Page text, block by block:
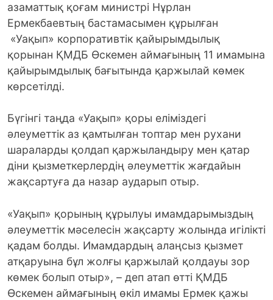
азаматтық қоғам министрі Нұрлан
Ермекбаевтың бастамасымен құрылған
«Уақып» корпоративтік қайырымдылық
қорынан ҚМДБ Өскемен аймағының 11 имамына
қайырымдылық бағытында қаржылай көмек
көрсетілді.
Бүгінгі таңда «Уақып» қоры еліміздегі
әлеуметтік аз қамтылған топтар мен рухани
шараларды қолдап қаржыландыру мен қатар
діни қызметкерлердің әлеуметтік жағдайын
жақсартуға да назар аударып отыр.
«Уақып» қорының құрылуы имамдарымыздың
әлеуметтік мәселесін жақсарту жолында игілікті
қадам болды. Имамдардың алаңсыз қызмет
атқаруына бұл жолғы қаржылай қолдауы зор
көмек болып отыр», – деп атап өтті ҚМДБ
Өскемен аймағының өкіл имамы Ермек қажы